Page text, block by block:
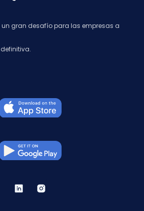
gran desafío para las empresas a